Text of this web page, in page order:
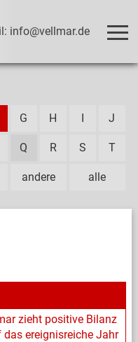
info@vellmar.de
alle
G H I J
Q R S T
andere
zieht positive Bilanz
ereignisreiche Jahr